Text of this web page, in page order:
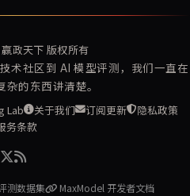
赢政天下 版权所有
术社区到 AI 模型评测，我们一直在
的东西讲清楚。
Lab 关于我们 订阅更新
隐私政策
务条款
测数据集 MaxModel 开发者文档